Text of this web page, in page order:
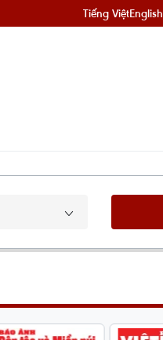
Tiếng ViệtEnglish